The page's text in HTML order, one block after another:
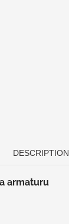
DESCRIPTION
armaturu